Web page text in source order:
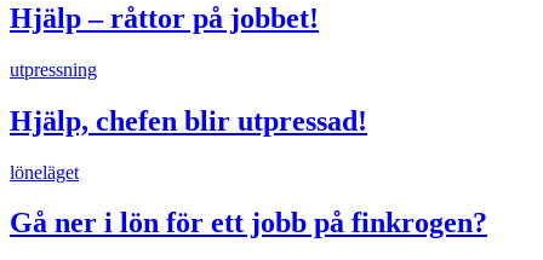
Hjälp – råttor på jobbet!
utpressning
Hjälp, chefen blir utpressad!
löneläget
Gå ner i lön för ett jobb på finkrogen?